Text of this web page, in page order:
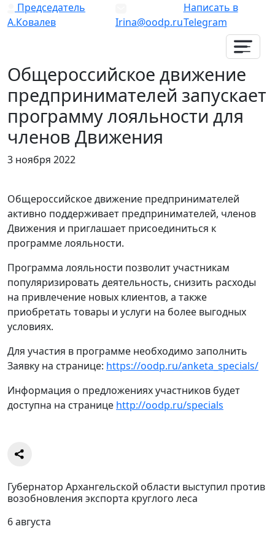
Председатель
А.Ковалев
Irina@oodp.ru
Написать в
Telegram
Общероссийское движение
предпринимателей запускает
программу лояльности для
членов Движения
3 ноября 2022
Общероссийское движение предпринимателей
активно поддерживает предпринимателей, членов
Движения и приглашает присоединиться к
программе лояльности.
Программа лояльности позволит участникам
популяризировать деятельность, снизить расходы
на привлечение новых клиентов, а также
приобретать товары и услуги на более выгодных
условиях.
Для участия в программе необходимо заполнить
Заявку на странице: https://oodp.ru/anketa_specials/
Информация о предложениях участников будет
доступна на странице http://oodp.ru/specials
Губернатор Архангельской области выступил против
возобновления экспорта круглого леса
6 августа